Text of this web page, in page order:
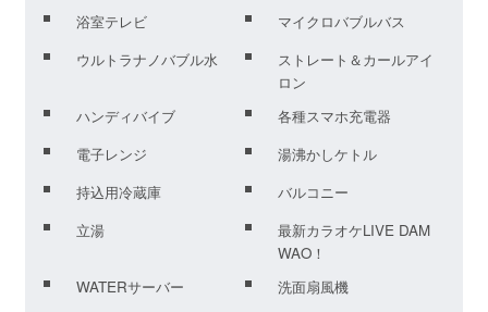
浴室テレビ
マイクロバブルバス
ウルトラナノバブル水
ストレート＆カールアイ
ロン
ハンディバイブ
各種スマホ充電器
電子レンジ
湯沸かしケトル
持込用冷蔵庫
バルコニー
立湯
最新カラオケLIVE DAM
WAO！
WATERサーバー
洗面扇風機